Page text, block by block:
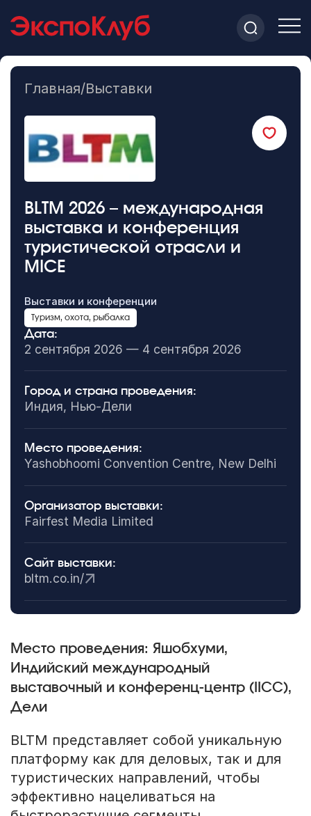
Главная/Выставки
BLTM 2026 – международная
выставка и конференция
туристической отрасли и
MICE
Выставки и конференции
Туризм, охота, рыбалка
Дата:
2 сентября 2026 — 4 сентября 2026
Город и страна проведения:
Индия, Нью-Дели
Место проведения:
Yashobhoomi Convention Centre, New Delhi
Организатор выставки:
Fairfest Media Limited
Сайт выставки:
bltm.co.in/
Место проведения: Яшобхуми,
Индийский международный
выставочный и конференц-центр (IICC),
Дели
BLTM представляет собой уникальную
платформу как для деловых, так и для
туристических направлений, чтобы
эффективно нацеливаться на